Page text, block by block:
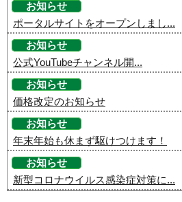
お知らせ
ポータルサイトをオープンしまし...
お知らせ
公式YouTubeチャンネル開...
お知らせ
価格改定のお知らせ
お知らせ
年末年始も休まず駆けつけます！
お知らせ
新型コロナウイルス感染症対策に...